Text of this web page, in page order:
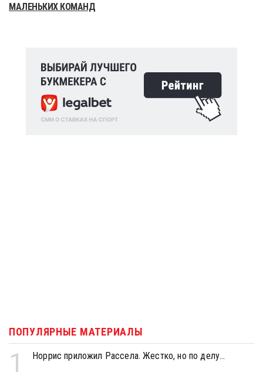
МАЛЕНЬКИХ КОМАНД
ПОПУЛЯРНЫЕ МАТЕРИАЛЫ
1 Норрис приложил Рассела. Жестко, но по делу...